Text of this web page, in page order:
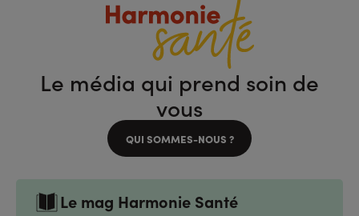
Le média qui prend soin de
vous
QUI SOMMES-NOUS ?
Le mag Harmonie Santé